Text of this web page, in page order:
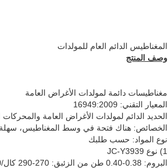
المغناطيس الدائم العام للمولدات
وصف المنتج
مغناطيسات دائمة لمولدات الأغراض العامة
المعيار التقني: 16949:2009
الحديد الدائم لمولدات الأغراض العامة والمحركات
الخصائص: هناك فتحة في وسط المغناطيس، سهلة
نوع المواد: حسب طلبك
1) نوع JC-Y3939
البروم: 0.38-0.40 طن من الزئبق: 270-290 كال/mHg: 280-320 كال/m BH (الحد الأقصى): 27.5-31.8 kJ/m3